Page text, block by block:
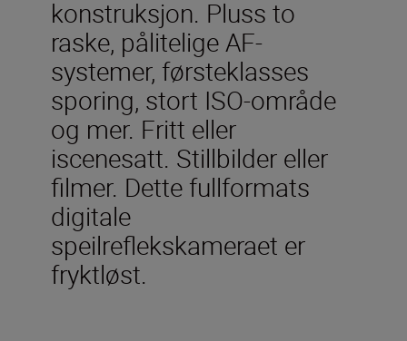
konstruksjon. Pluss to
raske, pålitelige AF-
systemer, førsteklasses
sporing, stort ISO-område
og mer. Fritt eller
iscenesatt. Stillbilder eller
filmer. Dette fullformats
digitale
speilreflekskameraet er
fryktløst.